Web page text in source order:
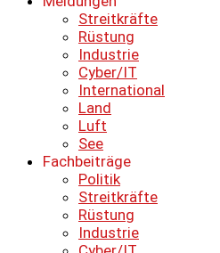
Streitkräfte
Rüstung
Industrie
Cyber/IT
International
Land
Luft
See
Fachbeiträge
Politik
Streitkräfte
Rüstung
Industrie